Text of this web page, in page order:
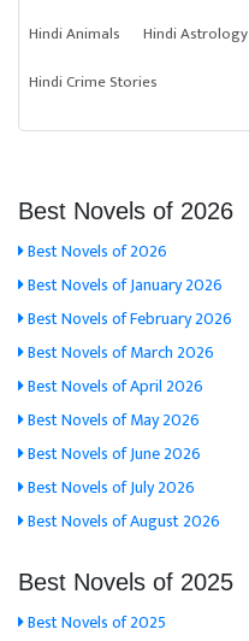
Hindi Animals
Hindi Astrology
Hindi Crime Stories
Best Novels of 2026
Best Novels of 2026
Best Novels of January 2026
Best Novels of February 2026
Best Novels of March 2026
Best Novels of April 2026
Best Novels of May 2026
Best Novels of June 2026
Best Novels of July 2026
Best Novels of August 2026
Best Novels of 2025
Best Novels of 2025